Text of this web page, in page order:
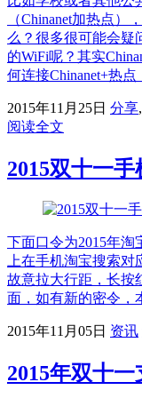
（Chinanet加热点
么？很多很可能会疑
的WiFi呢？其实
何连接Chinanet+热点
2015年11月25日 分享,
阅读全文
2015双十一
下面口令为2015年
上在手机淘宝搜索
故意拉大行距，长按
面，如有新的密令，
2015年11月05日 资讯
2015年双十